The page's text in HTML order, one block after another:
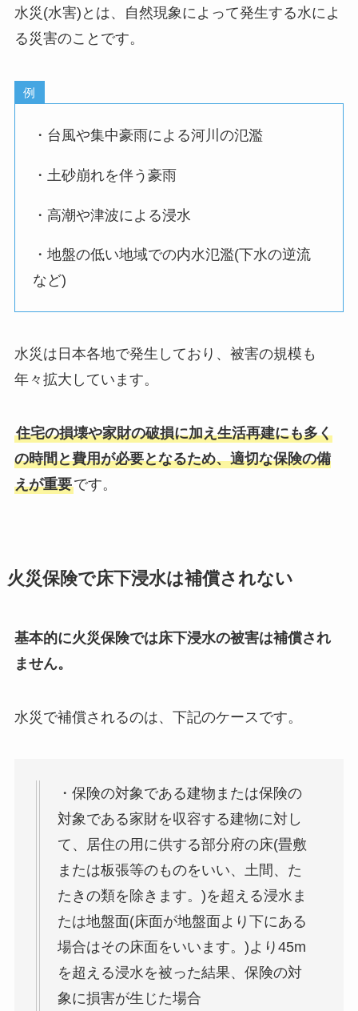
水災(水害)とは、自然現象によって発生する水によ
る災害のことです。
例
・台風や集中豪雨による河川の氾濫
・土砂崩れを伴う豪雨
・高潮や津波による浸水
・地盤の低い地域での内水氾濫(下水の逆流
など)
水災は日本各地で発生しており、被害の規模も
年々拡大しています。
住宅の損壊や家財の破損に加え生活再建にも多く
の時間と費用が必要となるため、適切な保険の備
えが重要です。
火災保険で床下浸水は補償されない
基本的に火災保険では床下浸水の被害は補償され
ません。
水災で補償されるのは、下記のケースです。
・保険の対象である建物または保険の
対象である家財を収容する建物に対し
て、居住の用に供する部分府の床(畳敷
または板張等のものをいい、土間、た
たきの類を除きます。)を超える浸水ま
たは地盤面(床面が地盤面より下にある
場合はその床面をいいます。)より45m
を超える浸水を被った結果、保険の対
象に損害が生じた場合